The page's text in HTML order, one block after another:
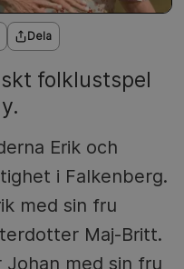
Dela
folklustspel
Erik och
i Falkenberg.
med sin fru
Maj-Britt.
med sin fru